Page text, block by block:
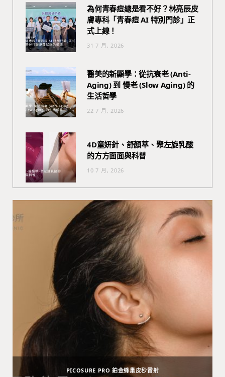
為何青春痘總是看不好？林亮辰皮
膚專科「青春痘 AI 特別門診」正
式上線！
31 7 月, 2026
醫美的新顯學：從抗衰老 (Anti-
Aging) 到 慢老 (Slow Aging) 的
生活哲學
22 7 月, 2026
4D童妍針、舒顏萃、聚左旋乳酸
的方方面面與科普
10 7 月, 2026
PICOSURE PRO 鉑金蜂巢皮秒雷射